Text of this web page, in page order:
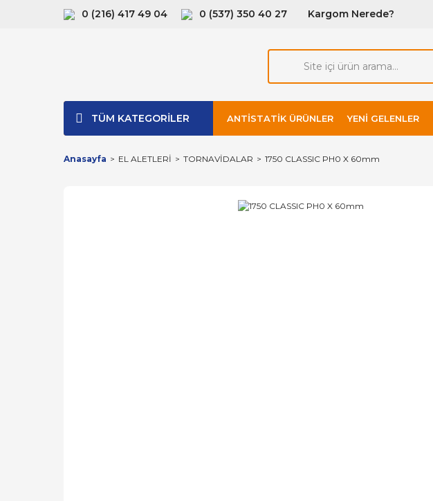
0 (216) 417 49 04 0 (537) 350 40 27 Kargom Nerede?
TÜM KATEGORİLER ANTISTATIK ÜRÜNLER YENI GELENLER
Anasayfa EL ALETLERİ TORNAVİDALAR 1750 CLASSIC PH0 X 60mm